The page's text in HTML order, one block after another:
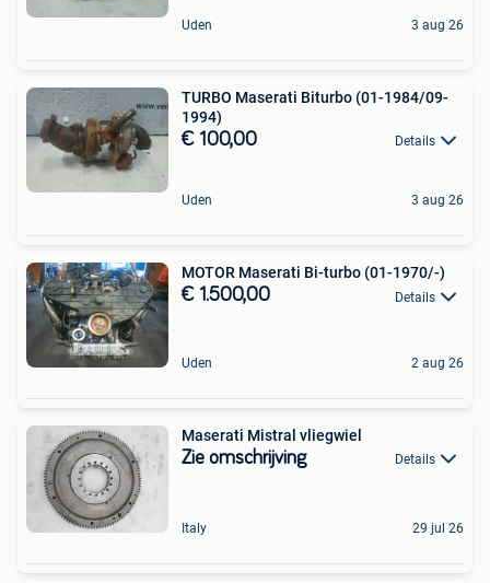
Uden 3 aug 26
TURBO Maserati Biturbo (01-1984/09-
1994)
€ 100,00 Details
Uden 3 aug 26
MOTOR Maserati Bi-turbo (01-1970/-)
€ 1.500,00 Details
Uden 2 aug 26
Maserati Mistral vliegwiel
Zie omschrijving Details
Italy 29 jul 26